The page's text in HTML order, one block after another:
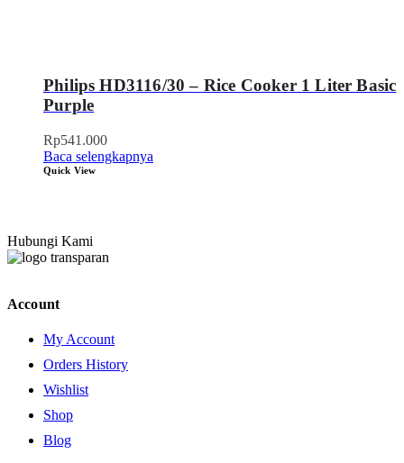
Philips HD3116/30 – Rice Cooker 1 Liter Basic
Purple
Rp541.000
Baca selengkapnya
Quick View
Hubungi Kami
Account
My Account
Orders History
Wishlist
Shop
Blog